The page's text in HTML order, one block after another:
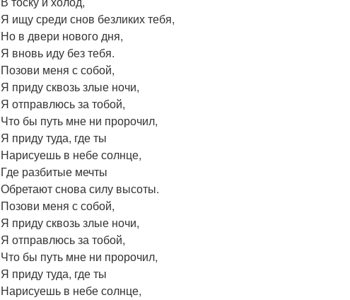
Я ищу среди снов безликих тебя,
Но в двери нового дня,
Я вновь иду без тебя.
Позови меня с собой,
Я приду сквозь злые ночи,
Я отправлюсь за тобой,
Что бы путь мне ни пророчил,
Я приду туда, где ты
Нарисуешь в небе солнце,
Где разбитые мечты
Обретают снова силу высоты.
Позови меня с собой,
Я приду сквозь злые ночи,
Я отправлюсь за тобой,
Что бы путь мне ни пророчил,
Я приду туда, где ты
Нарисуешь в небе солнце,